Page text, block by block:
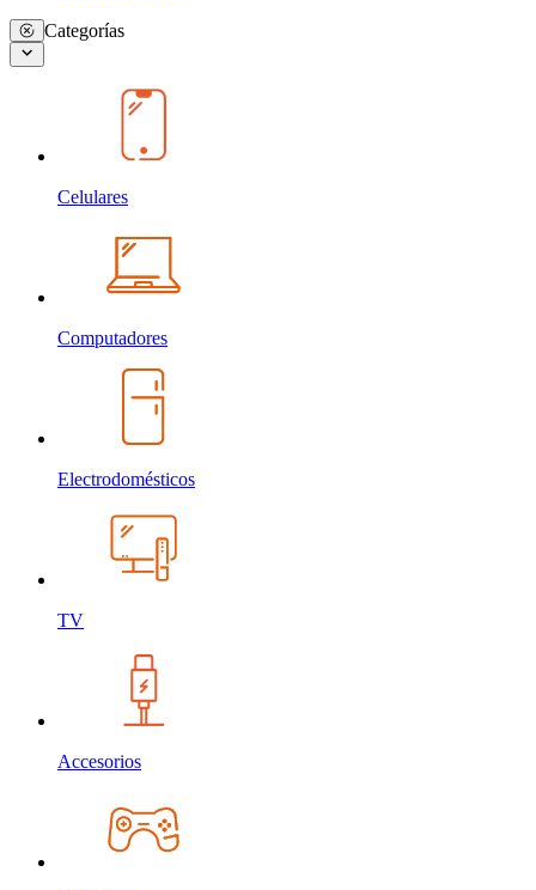
Categorías
Celulares
Computadores
Electrodomésticos
TV
Accesorios